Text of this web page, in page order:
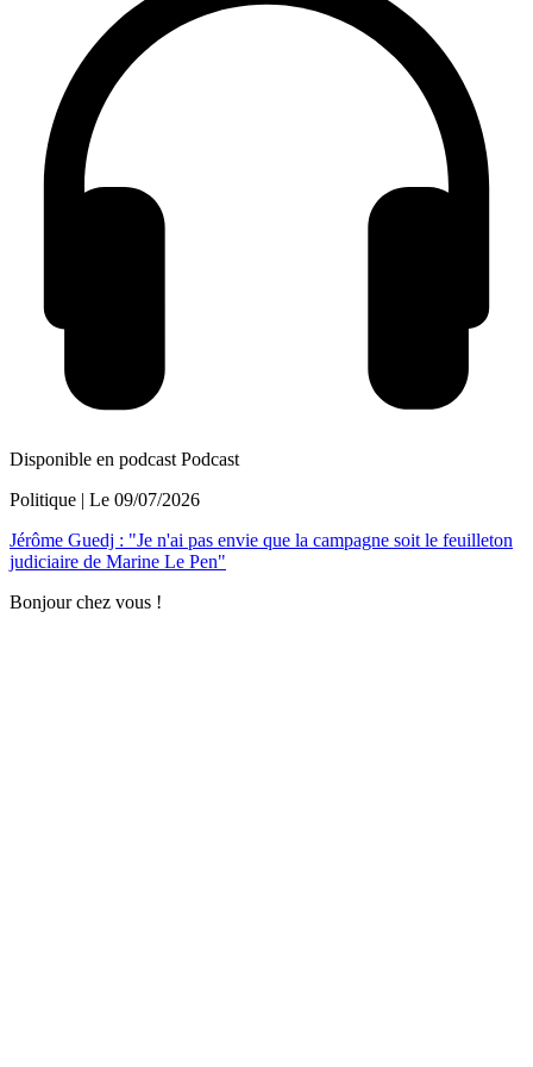
Disponible en podcast Podcast
Politique | Le 09/07/2026
Jérôme Guedj : "Je n'ai pas envie que la campagne soit le feuilleton
judiciaire de Marine Le Pen"
Bonjour chez vous !